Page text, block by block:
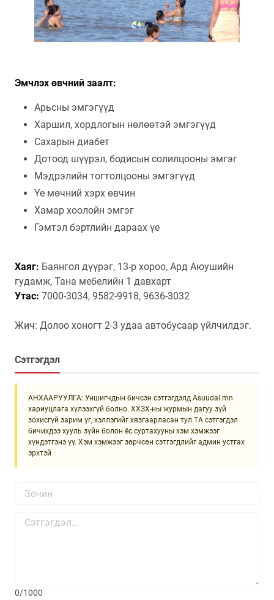
Эмчлэх өвчний заалт:
Арьсны эмгэгүүд
Харшил, хордлогын нөлөөтэй эмгэгүүд
Сахарын диабет
Дотоод шүүрэл, бодисын солилцооны эмгэг
Мэдрэлийн тогтолцооны эмгэгүүд
Үе мөчний хэрх өвчин
Хамар хоолойн эмгэг
Гэмтэл бэртлийн дараах үе
Хаяг: Баянгол дүүрэг, 13-р хороо, Ард Аюушийн
гудамж, Тана мебелийн 1 давхарт
Утас: 7000-3034, 9582-9918, 9636-3032
Жич: Долоо хоногт 2-3 удаа автобусаар үйлчилдэг.
Сэтгэгдэл
АНХААРУУЛГА: Уншигчдын бичсэн сэтгэгдэлд Asuudal.mn
хариуцлага хүлээхгүй болно. ХХЗХ-ны журмын дагуу зүй
зохисгүй зарим үг, хэллэгийг хязгаарласан тул ТА сэтгэгдэл
бичихдээ хууль зүйн болон ёс суртахууны хэм хэмжээг
хүндэтгэнэ үү. Хэм хэмжээг зөрчсөн сэтгэгдлийг админ устгах
эрхтэй
0/1000